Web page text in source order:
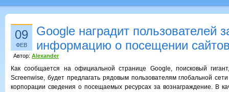
09
ФЕВ
Google наградит пользователей
информацию о посещении
Автор: Alexander
Как сообщается на официальной странице Google, поисковый
Screenwise, будет предлагать рядовым пользователям глобальной
корпорации сведения о посещаемых ресурсах за вознаграждение. В